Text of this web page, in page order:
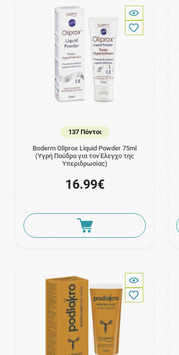
137 Πόντοι
Boderm Oliprox Liquid Powder 75ml
(Υγρή Πούδρα για τον Έλεγχο της
Υπεριδρωσίας)
16.99€